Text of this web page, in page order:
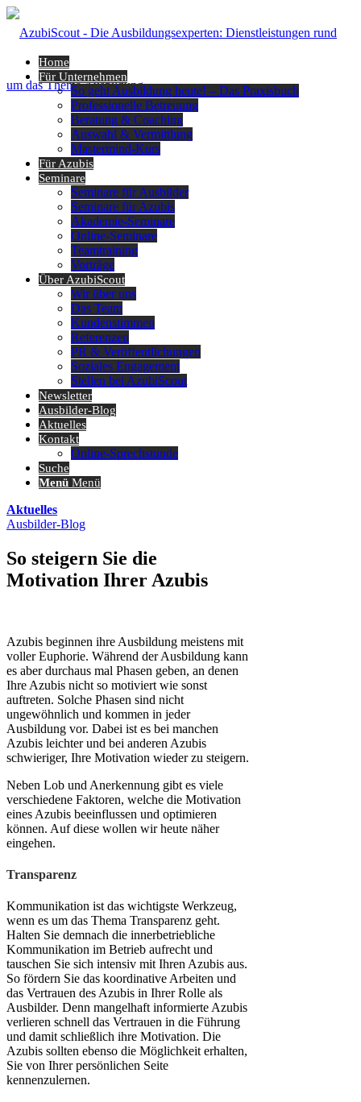
Home
Für Unternehmen
So geht Ausbildung heute! – Das Praxisbuch
Professionelle Betreuung
Beratung & Coaching
Auswahl & Vermittlung
Mastermind-Kurs
Für Azubis
Seminare
Seminare für Ausbilder
Seminare für Azubis
Akademie-Seminare
Online-Seminare
Teamtraining
Vorträge
Über AzubiScout
Wir über uns
Das Team
Kundenstimmen
Referenzen
PR & Veröffentlichungen
Soziales Engagement
Stellen bei AzubiScout
Newsletter
Ausbilder-Blog
Aktuelles
Kontakt
Online-Sprechstunde
Suche
Menü Menü
Aktuelles
Ausbilder-Blog
So steigern Sie die
Motivation Ihrer Azubis
Azubis beginnen ihre Ausbildung meistens mit
voller Euphorie. Während der Ausbildung kann
es aber durchaus mal Phasen geben, an denen
Ihre Azubis nicht so motiviert wie sonst
auftreten. Solche Phasen sind nicht
ungewöhnlich und kommen in jeder
Ausbildung vor. Dabei ist es bei manchen
Azubis leichter und bei anderen Azubis
schwieriger, Ihre Motivation wieder zu steigern.
Neben Lob und Anerkennung gibt es viele
verschiedene Faktoren, welche die Motivation
eines Azubis beeinflussen und optimieren
können. Auf diese wollen wir heute näher
eingehen.
Transparenz
Kommunikation ist das wichtigste Werkzeug,
wenn es um das Thema Transparenz geht.
Halten Sie demnach die innerbetriebliche
Kommunikation im Betrieb aufrecht und
tauschen Sie sich intensiv mit Ihren Azubis aus.
So fördern Sie das koordinative Arbeiten und
das Vertrauen des Azubis in Ihrer Rolle als
Ausbilder. Denn mangelhaft informierte Azubis
verlieren schnell das Vertrauen in die Führung
und damit schließlich ihre Motivation. Die
Azubis sollten ebenso die Möglichkeit erhalten,
Sie von Ihrer persönlichen Seite
kennenzulernen.